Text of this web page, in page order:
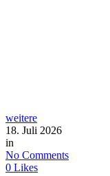
weitere
18. Juli 2026
in
No Comments
0 Likes